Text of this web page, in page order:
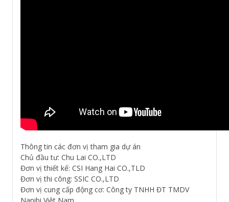
Thông tin các đơn vị tham gia dự án
Chủ đầu tư: Chu Lai CO.,LTD
Đơn vị thiết kế: CSI Hang Hai CO.,TLD
Đơn vị thi công: SSIC CO.,LTD
Đơn vị cung cấp động cơ: Công ty TNHH ĐT TMDV